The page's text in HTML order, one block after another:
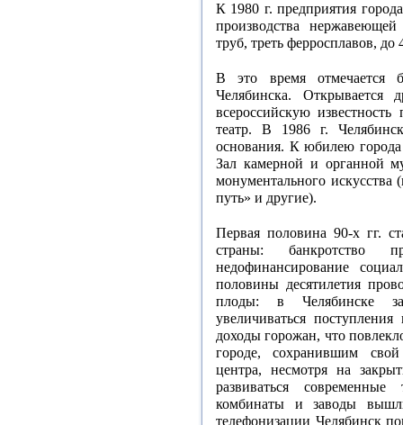
К 1980 г. предприятия
производства
труб, треть ферросплавов,
В это время отмечается
Челябинска. Открывается
всероссийскую
театр. В 1986 г.
основания. К юбилею
Зал камерной и органной
монументального
путь» и другие).
Первая половина 90-х гг.
страны: банкротство
недофинансирование
половины десятилетия
плоды: в Челябинске
увеличиваться
доходы горожан, что
городе, сохранившим свой
центра, несмотря на
развиваться
комбинаты и заводы
телефонизации Челябинск